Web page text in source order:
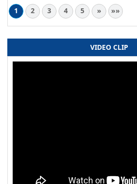
1 2 3 4 5 » »»
VIDEO CLIP